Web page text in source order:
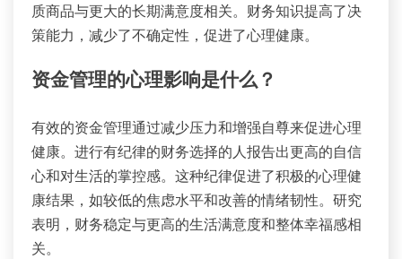
质商品与更大的长期满意度相关。财务知识提高了决
策能力，减少了不确定性，促进了心理健康。
资金管理的心理影响是什么？
有效的资金管理通过减少压力和增强自尊来促进心理
健康。进行有纪律的财务选择的人报告出更高的自信
心和对生活的掌控感。这种纪律促进了积极的心理健
康结果，如较低的焦虑水平和改善的情绪韧性。研究
表明，财务稳定与更高的生活满意度和整体幸福感相
关。